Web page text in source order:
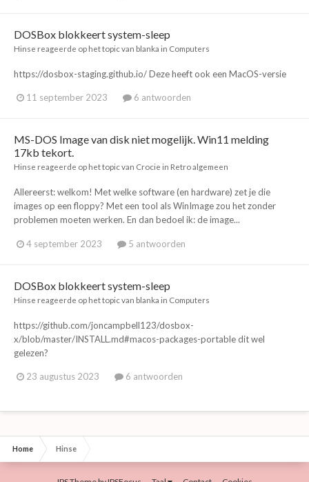
DOSBox blokkeert system-sleep
Hinse reageerde op het topic van blanka in Computers
https://dosbox-staging.github.io/ Deze heeft ook een MacOS-versie
11 september 2023 6 antwoorden
MS-DOS Image van disk niet mogelijk. Win11 melding
17kb tekort.
Hinse reageerde op het topic van Crocie in Retro algemeen
Allereerst: welkom! Met welke software (en hardware) zet je die
images op een floppy? Met een tool als WinImage zou het zonder
problemen moeten werken. En dan bedoel ik: de image...
4 september 2023 5 antwoorden
DOSBox blokkeert system-sleep
Hinse reageerde op het topic van blanka in Computers
https://github.com/joncampbell123/dosbox-
x/blob/master/INSTALL.md#macos-packages-portable dit wel
gelezen?
23 augustus 2023 6 antwoorden
Home Hinse